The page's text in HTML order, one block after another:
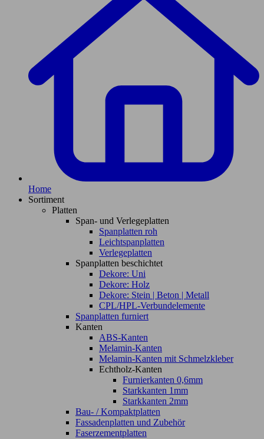
Home
Sortiment
Platten
Span- und Verlegeplatten
Spanplatten roh
Leichtspanplatten
Verlegeplatten
Spanplatten beschichtet
Dekore: Uni
Dekore: Holz
Dekore: Stein | Beton | Metall
CPL/HPL-Verbundelemente
Spanplatten furniert
Kanten
ABS-Kanten
Melamin-Kanten
Melamin-Kanten mit Schmelzkleber
Echtholz-Kanten
Furnierkanten 0,6mm
Starkkanten 1mm
Starkkanten 2mm
Bau- / Kompaktplatten
Fassadenplatten und Zubehör
Faserzementplatten